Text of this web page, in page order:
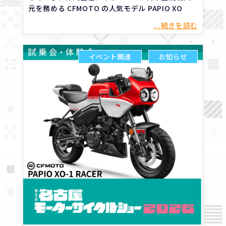
元を務める CFMOTO の人気モデル PAPIO XO
...続きを読む
イベント関連 お知らせ